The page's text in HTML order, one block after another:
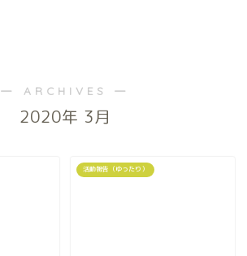
― ARCHIVES ―
2020年 3月
活動報告（ゆったり）